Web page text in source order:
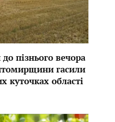
пізнього вечора
гасили
куточках області